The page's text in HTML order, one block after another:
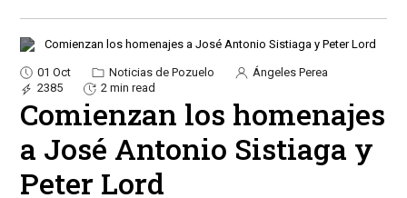
01 Oct Noticias de Pozuelo
Ángeles Perea
2385
2 min read
Comienzan los homenajes
a José Antonio Sistiaga y
Peter Lord